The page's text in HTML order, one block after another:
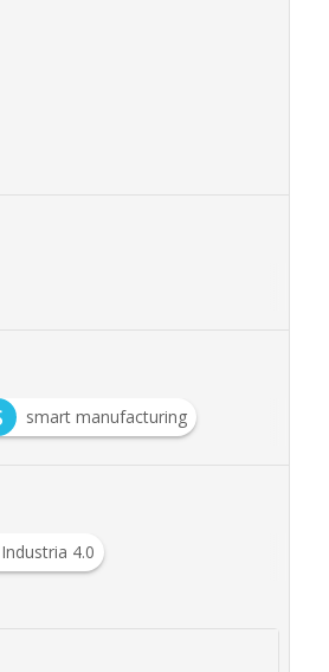
smart manufacturing
Industria 4.0